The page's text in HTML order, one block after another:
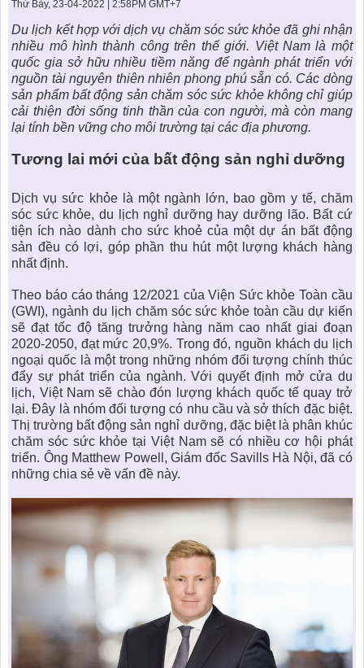
THÀNH ĐÔNG VỚI XÃ HÔI
BẮC
THƯ VIỆN PHÁP LUẬT
LIÊN HỆ & GIẢI ĐÁP
KIẾN TRÚC & PHONG THUỶ
TIN TỨC CÔNG TY
TIN TỨC TỔNG HỢP
Thứ Bảy, 23-04-2022 | 2:58PM GMT+7
Du lịch kết hợp với dịch vụ chăm sóc sức khỏe đã ghi nhận
nhiều mô hình thành công trên thế giới. Việt Nam là một
quốc gia sở hữu nhiều tiềm năng để ngành phát triển với
nguồn tài nguyên thiên nhiên phong phú sẵn có. Các dòng
sản phẩmbất động sản chăm sóc sức khỏekhông chỉ giúp
cải thiện đời sống tinh thần của con người, mà còn mang
lại tính bền vững cho môi trường tại các địa phương.
Tương lai mới của bất động sản nghỉ dưỡng
Dịch vụ sức khỏe là một ngành lớn, bao gồm y tế, chăm
sóc sức khỏe, du lịch nghỉ dưỡng hay dưỡng lão. Bất cứ
tiện ích nào dành cho sức khoẻ của một dự án bất động
sản đều có lợi, góp phần thu hút một lượng khách hàng
nhất định.
Theo báo cáo tháng 12/2021 của Viện Sức khỏe Toàn cầu
(GWI), ngành du lịch chăm sóc sức khỏe toàn cầu dự kiến
sẽ đạt tốc độ tăng trưởng hàng năm cao nhất giai đoạn
2020-2050, đạt mức 20,9%. Trong đó, nguồn khách du lịch
ngoại quốc là một trong những nhóm đối tượng chính thúc
đẩy sự phát triển của ngành. Với quyết định mở cửa du
lịch, Việt Nam sẽ chào đón lượng khách quốc tế quay trở
lại. Đây là nhóm đối tượng có nhu cầu và sở thích đặc biệt.
Thị trường bất động sản nghỉ dưỡng, đặc biệt là phân khúc
chăm sóc sức khỏe tại Việt Nam sẽ có nhiều cơ hội phát
triển. Ông Matthew Powell, Giám đốc Savills Hà Nội, đã có
những chia sẻ về vấn đề này.